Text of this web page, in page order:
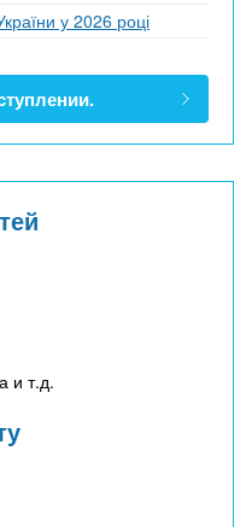
у 2026 році
и т.д.